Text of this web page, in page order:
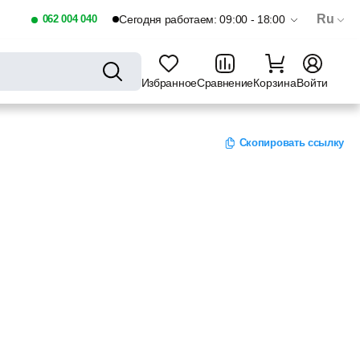
062 004 040 Сегодня работаем: 09:00 - 18:00 Ru
ИзбранноеСравнениеКорзинаВойти
Скопировать ссылку